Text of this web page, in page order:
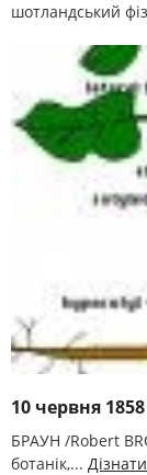
шотландський
10 червня
БРАУН /Robert
ботанік,...